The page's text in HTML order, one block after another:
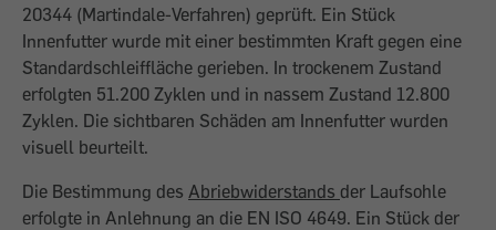
20344 (Martindale-Verfahren) geprüft. Ein Stück
Innenfutter wurde mit einer bestimmten Kraft gegen eine
Standardschleiffläche gerieben. In trockenem Zustand
erfolgten 51.200 Zyklen und in nassem Zustand 12.800
Zyklen. Die sichtbaren Schäden am Innenfutter wurden
visuell beurteilt.
Die Bestimmung des Abriebwiderstands der Laufsohle
erfolgte in Anlehnung an die EN ISO 4649. Ein Stück der